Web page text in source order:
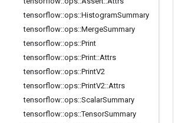
tensorflow::ops::HistogramSummary
tensorflow::ops::MergeSummary
tensorflow::ops::Print
tensorflow::ops::Print::Attrs
tensorflow::ops::PrintV2
tensorflow::ops::PrintV2::Attrs
tensorflow::ops::ScalarSummary
tensorflow::ops::TensorSummary